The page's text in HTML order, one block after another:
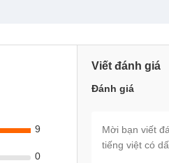
9
0
Viết đánh giá
Đánh giá